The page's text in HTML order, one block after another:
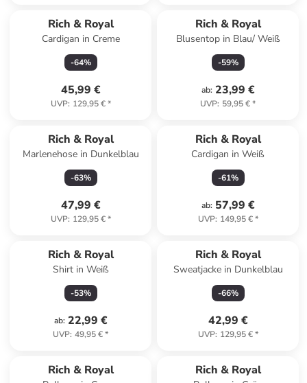
Rich & Royal
Cardigan in Creme
-64%
45,99 €
UVP: 129,95 €*
Rich & Royal
Blusentop in Blau/ Weiß
-59%
ab: 23,99 €
UVP: 59,95 €*
Rich & Royal
Marlenehose in Dunkelblau
-63%
47,99 €
UVP: 129,95 €*
Rich & Royal
Cardigan in Weiß
-61%
ab: 57,99 €
UVP: 149,95 €*
Rich & Royal
Shirt in Weiß
-53%
ab: 22,99 €
UVP: 49,95 €*
Rich & Royal
Sweatjacke in Dunkelblau
-66%
42,99 €
UVP: 129,95 €*
Rich & Royal Rich & Royal